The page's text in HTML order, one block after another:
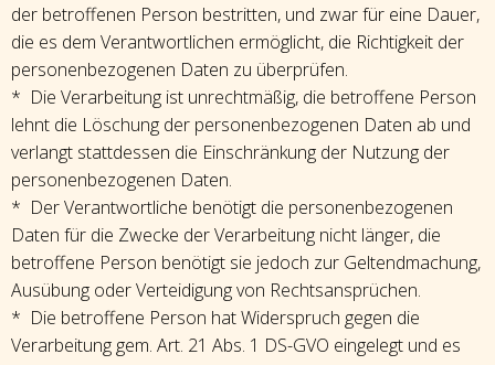
der betroffenen Person bestritten, und zwar für eine Dauer,
die es dem Verantwortlichen ermöglicht, die Richtigkeit der
personenbezogenen Daten zu überprüfen.
* Die Verarbeitung ist unrechtmäßig, die betroffene Person
lehnt die Löschung der personenbezogenen Daten ab und
verlangt stattdessen die Einschränkung der Nutzung der
personenbezogenen Daten.
* Der Verantwortliche benötigt die personenbezogenen
Daten für die Zwecke der Verarbeitung nicht länger, die
betroffene Person benötigt sie jedoch zur Geltendmachung,
Ausübung oder Verteidigung von Rechtsansprüchen.
* Die betroffene Person hat Widerspruch gegen die
Verarbeitung gem. Art. 21 Abs. 1 DS-GVO eingelegt und es